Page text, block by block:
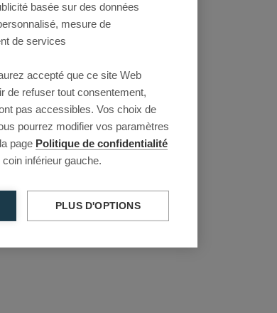
basée sur des données
mesure de
de services
accepté que ce site Web
de refuser tout consentement,
pas accessibles. Vos choix de
pourrez modifier vos paramètres
page Politique de confidentialité
coin inférieur gauche.
PLUS D'OPTIONS